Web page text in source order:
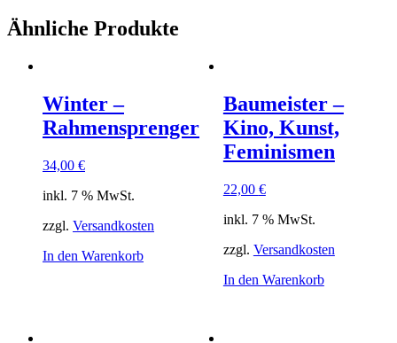
Ähnliche Produkte
Winter –
Rahmensprenger
34,00 €
inkl. 7 % MwSt.
zzgl. Versandkosten
In den Warenkorb
Baumeister –
Kino, Kunst,
Feminismen
22,00 €
inkl. 7 % MwSt.
zzgl. Versandkosten
In den Warenkorb